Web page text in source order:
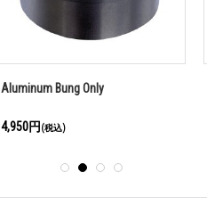
Aluminum Bung Only
4,950円 (税込)